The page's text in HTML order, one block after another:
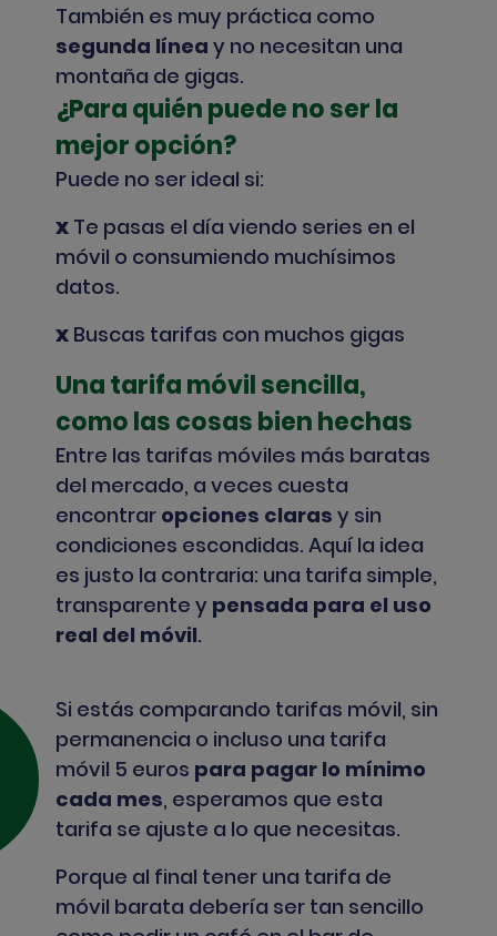
También es muy práctica como
segunda línea y no necesitan una
montaña de gigas.
¿Para quién puede no ser la
mejor opción?
Puede no ser ideal si:
X Te pasas el día viendo series en el
móvil o consumiendo muchísimos
datos.
X Buscas tarifas con muchos gigas
Una tarifa móvil sencilla,
como las cosas bien hechas
Entre las tarifas móviles más baratas
del mercado, a veces cuesta
encontrar opciones claras y sin
condiciones escondidas. Aquí la idea
es justo la contraria: una tarifa simple,
transparente y pensada para el uso
real del móvil.
Si estás comparando tarifas móvil, sin
permanencia o incluso una tarifa
móvil 5 euros para pagar lo mínimo
cada mes, esperamos que esta
tarifa se ajuste a lo que necesitas.
Porque al final tener una tarifa de
móvil barata debería ser tan sencillo